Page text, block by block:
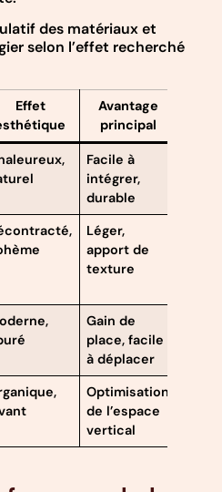
des matériaux et
selon l’effet recherché
Effet
Avantage
principal
Facile à
intégrer,
durable
Léger,
apport de
texture
Gain de
place, facile
à déplacer
Optimisation
de l’espace
vertical